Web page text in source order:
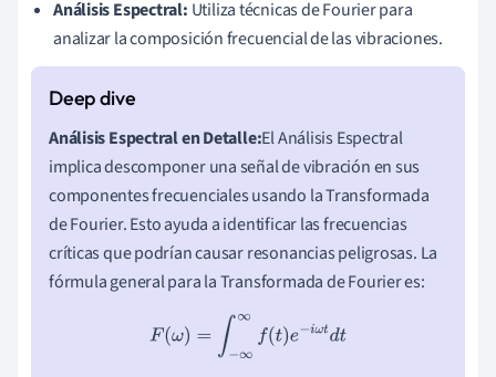
Análisis Espectral: Utiliza técnicas de Fourier para
analizar la composición frecuencial de las vibraciones.
Análisis Espectral en Detalle:El Análisis Espectral
implica descomponer una señal de vibración en sus
componentes frecuenciales usando la Transformada
de Fourier. Esto ayuda a identificar las frecuencias
críticas que podrían causar resonancias peligrosas. La
fórmula general para la Transformada de Fourier es:
F(ω )=∫ ∞ (t)e−iωtdt